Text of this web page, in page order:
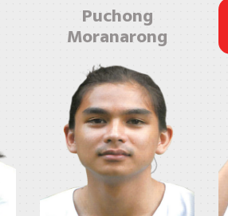
Puchong
Moranarong